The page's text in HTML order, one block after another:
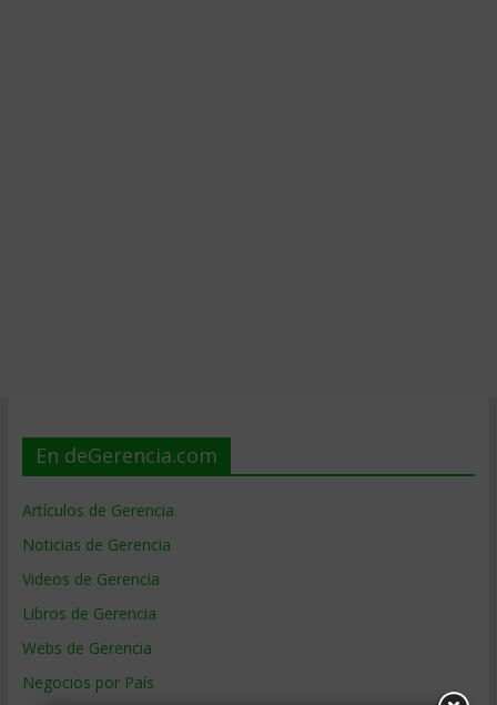
En deGerencia.com
Artículos de Gerencia
Noticias de Gerencia
Videos de Gerencia
Libros de Gerencia
Webs de Gerencia
Negocios por País